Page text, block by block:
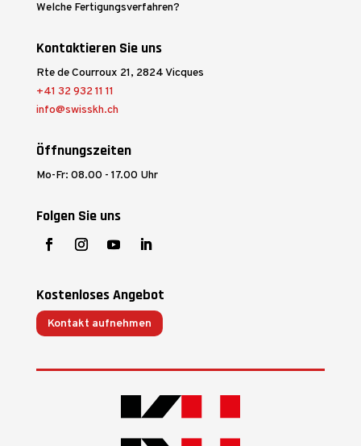
Welche Fertigungsverfahren?
Kontaktieren Sie uns
Rte de Courroux 21, 2824 Vicques
+41 32 932 11 11
info@swisskh.ch
Öffnungszeiten
Mo-Fr: 08.00 - 17.00 Uhr
Folgen Sie uns
Kostenloses Angebot
Kontakt aufnehmen